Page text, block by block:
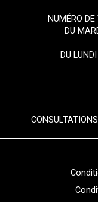
NUMÉRO
DU
DU